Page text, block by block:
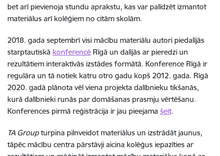
bet arī pievienoja stundu aprakstu, kas var palīdzēt izmantot
materiālus arī kolēģiem no citām skolām.
2018. gada septembrī visi mācību materiālu autori piedalījās
starptautiskā konferencē Rīgā un dalījās ar pieredzi un
rezultātiem interaktīvās izstādes formātā. Konference Rīgā ir
regulāra un tā notiek katru otro gadu kopš 2012. gada. Rīgā
2020. gadā plānota vēl viena projekta dalībnieku tikšanās,
kurā dalībnieki runās par domāšanas prasmju vērtēšanu.
Konferences pirmā reģistrācija ir jau pieejama šeit.
TA Groupturpina pilnveidot materiālus un izstrādāt jaunus,
tāpēc mācību centra pārstāvji aicina kolēģus iepazīties ar